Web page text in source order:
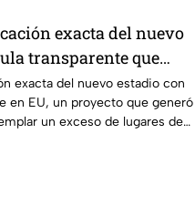
exacta del nuevo
transparente que
por tener demasiados
exacta del nuevo estadio con
en EU, un proyecto que generó
un exceso de lugares de